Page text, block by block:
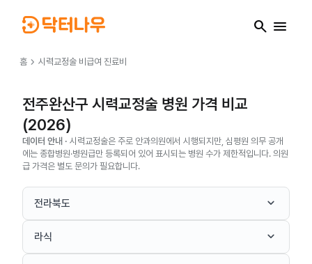
search menu
홈 chevron_right 시력교정술 비급여 진료비
전주완산구 시력교정술 병원 가격 비교
(2026)
데이터 안내 · 시력교정술은 주로 안과의원에서 시행되지만, 심평원 의무 공개
에는 종합병원·병원급만 등록되어 있어 표시되는 병원 수가 제한적입니다. 의원
급 가격은 별도 문의가 필요합니다.
전라북도 keyboard_arrow_down
라식 keyboard_arrow_down